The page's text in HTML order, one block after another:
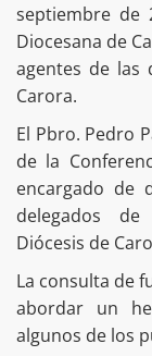
septiembre de
Diocesana de
agentes de las
Carora.
El Pbro. Pedro
de la
encargado de
delegados
Diócesis de
La consulta de
abordar un
algunos de los